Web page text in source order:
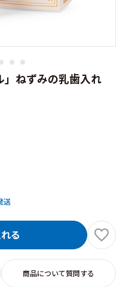
」ねずみの乳歯入れ
送
る
商品について質問する